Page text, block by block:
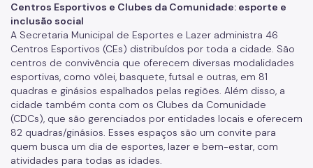
Centros Esportivos e Clubes da Comunidade: esporte e
inclusão social
A Secretaria Municipal de Esportes e Lazer administra 46
Centros Esportivos (CEs) distribuídos por toda a cidade. São
centros de convivência que oferecem diversas modalidades
esportivas, como vôlei, basquete, futsal e outras, em 81
quadras e ginásios espalhados pelas regiões. Além disso, a
cidade também conta com os Clubes da Comunidade
(CDCs), que são gerenciados por entidades locais e oferecem
82 quadras/ginásios. Esses espaços são um convite para
quem busca um dia de esportes, lazer e bem-estar, com
atividades para todas as idades.